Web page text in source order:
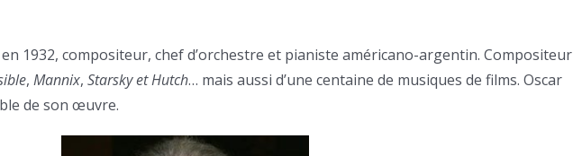
1932, compositeur, chef d’orchestre et pianiste américano-argentin. Compositeur
, Mannix, Starsky et Hutch… mais aussi d’une centaine de musiques de films. Oscar
de son œuvre.